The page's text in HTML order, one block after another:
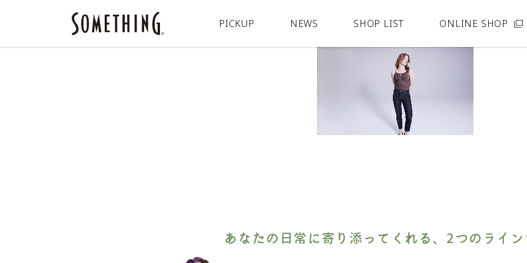
PICKUP NEWS SHOP LIST ONLINE SHOP
あなたの日常に寄り添ってくれる、 2つのライ